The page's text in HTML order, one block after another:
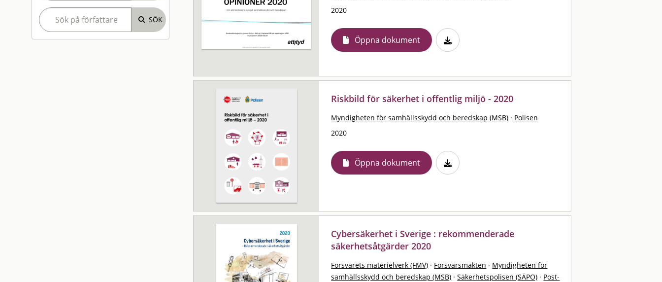
2020
Öppna dokument
Riskbild för säkerhet i offentlig miljö - 2020
Myndigheten för samhällsskydd och beredskap (MSB) · Polisen
2020
Öppna dokument
Cybersäkerhet i Sverige : rekommenderade
säkerhetsåtgärder 2020
Försvarets materielverk (FMV) · Försvarsmakten · Myndigheten för
samhällsskydd och beredskap (MSB) · Säkerhetspolisen (SÄPO) · Post-